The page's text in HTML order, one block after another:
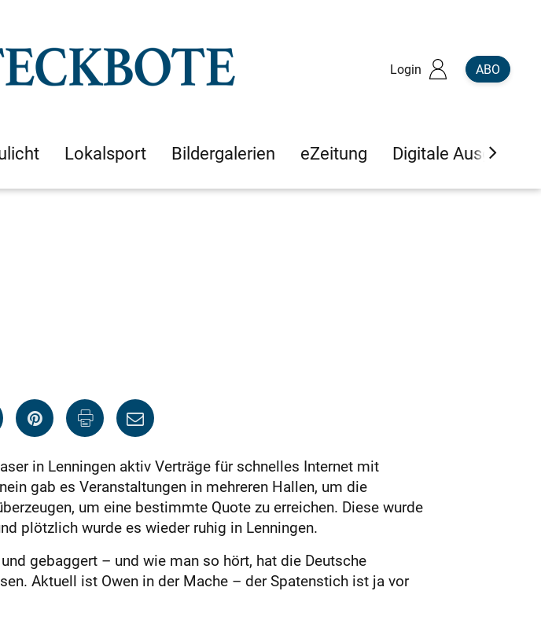
Login ABO
Lokalsport Bildergalerien eZeitung Digitale Ausgaben
in Lenningen aktiv Verträge für schnelles Internet mit
gab es Veranstaltungen in mehreren Hallen, um die
um eine bestimmte Quote zu erreichen. Diese wurde
plötzlich wurde es wieder ruhig in Lenningen.
gebaggert – und wie man so hört, hat die Deutsche
Aktuell ist Owen in der Mache – der Spatenstich ist ja vor